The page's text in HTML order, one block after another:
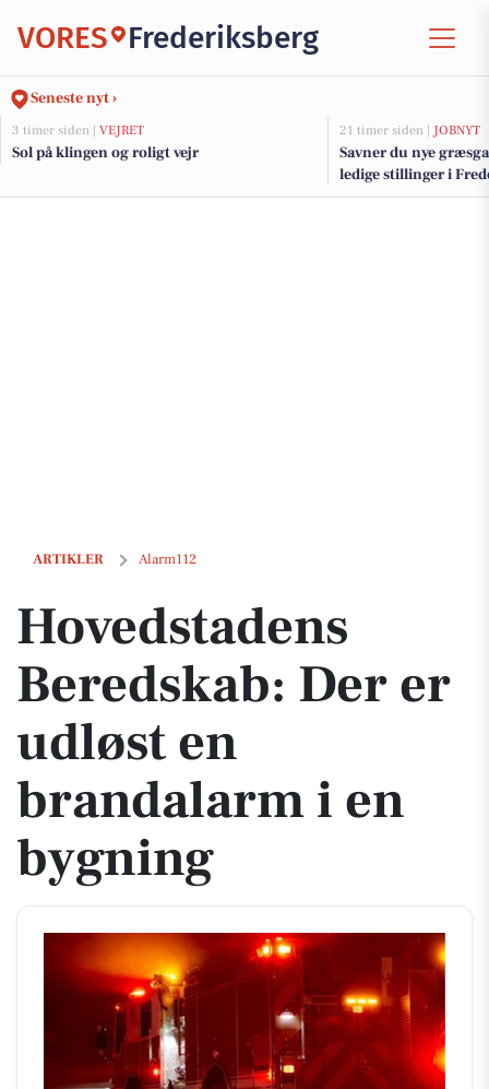
VORES Frederiksberg
Seneste nyt ›
3 timer siden | VEJRET
Sol på klingen og roligt vejr
21 timer siden | JOBNYT
Savner du nye
ledige stillinger i
ARTIKLER Alarm112
Hovedstadens Beredskab: Der er udløst en brandalarm i en bygning
Hovedstadens
Beredskab: Der er
udløst en
brandalarm i en
bygning